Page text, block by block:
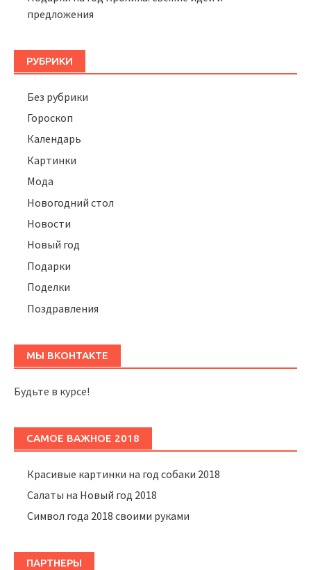
предложения
РУБРИКИ
Без рубрики
Гороскоп
Календарь
Картинки
Мода
Новогодний стол
Новости
Новый год
Подарки
Поделки
Поздравления
МЫ ВКОНТАКТЕ
Будьте в курсе!
САМОЕ ВАЖНОЕ 2018
Красивые картинки на год собаки 2018
Салаты на Новый год 2018
Символ года 2018 своими руками
ПАРТНЕРЫ